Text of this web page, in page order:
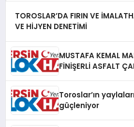
TOROSLAR’DA FIRIN VE
VE HİJYEN DENETİMİ
MUSTAFA KEMAL
FİNİŞERLİ ASFALT
Toroslar’ın
güçleniyor